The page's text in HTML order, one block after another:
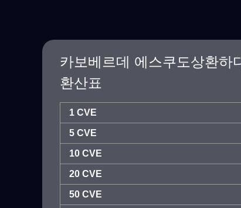
카보베르데 에스쿠도상환하
환산표
1 CVE
5 CVE
10 CVE
20 CVE
50 CVE